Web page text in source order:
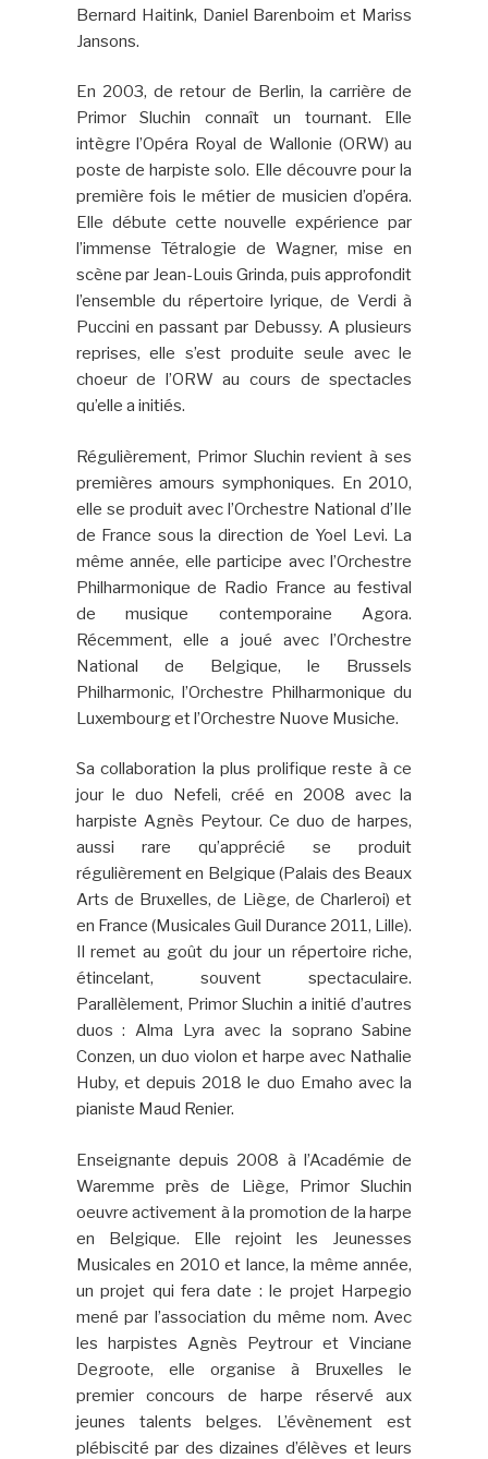
Bernard Haitink, Daniel Barenboim et Mariss
Jansons.
En 2003, de retour de Berlin, la carrière de
Primor Sluchin connaît un tournant. Elle
intègre l’Opéra Royal de Wallonie (ORW) au
poste de harpiste solo. Elle découvre pour la
première fois le métier de musicien d’opéra.
Elle débute cette nouvelle expérience par
l’immense Tétralogie de Wagner, mise en
scène par Jean-Louis Grinda, puis approfondit
l’ensemble du répertoire lyrique, de Verdi à
Puccini en passant par Debussy. A plusieurs
reprises, elle s’est produite seule avec le
choeur de l’ORW au cours de spectacles
qu’elle a initiés.
Régulièrement, Primor Sluchin revient à ses
premières amours symphoniques. En 2010,
elle se produit avec l’Orchestre National d’Ile
de France sous la direction de Yoel Levi. La
même année, elle participe avec l’Orchestre
Philharmonique de Radio France au festival
de musique contemporaine Agora.
Récemment, elle a joué avec l’Orchestre
National de Belgique, le Brussels
Philharmonic, l’Orchestre Philharmonique du
Luxembourg et l’Orchestre Nuove Musiche.
Sa collaboration la plus prolifique reste à ce
jour le duo Nefeli, créé en 2008 avec la
harpiste Agnès Peytour. Ce duo de harpes,
aussi rare qu’apprécié se produit
régulièrement en Belgique (Palais des Beaux
Arts de Bruxelles, de Liège, de Charleroi) et
en France (Musicales Guil Durance 2011, Lille).
Il remet au goût du jour un répertoire riche,
étincelant, souvent spectaculaire.
Parallèlement, Primor Sluchin a initié d’autres
duos : Alma Lyra avec la soprano Sabine
Conzen, un duo violon et harpe avec Nathalie
Huby, et depuis 2018 le duo Emaho avec la
pianiste Maud Renier.
Enseignante depuis 2008 à l’Académie de
Waremme près de Liège, Primor Sluchin
oeuvre activement à la promotion de la harpe
en Belgique. Elle rejoint les Jeunesses
Musicales en 2010 et lance, la même année,
un projet qui fera date : le projet Harpegio
mené par l’association du même nom. Avec
les harpistes Agnès Peytrour et Vinciane
Degroote, elle organise à Bruxelles le
premier concours de harpe réservé aux
jeunes talents belges. L’évènement est
plébiscité par des dizaines d’élèves et leurs